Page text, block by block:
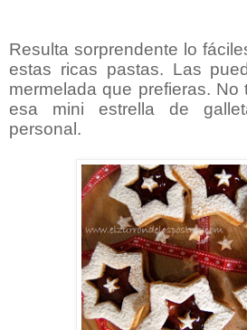
Resulta sorprendente lo
estas ricas pastas. Las
mermelada que prefieras.
esa mini estrella de
personal.